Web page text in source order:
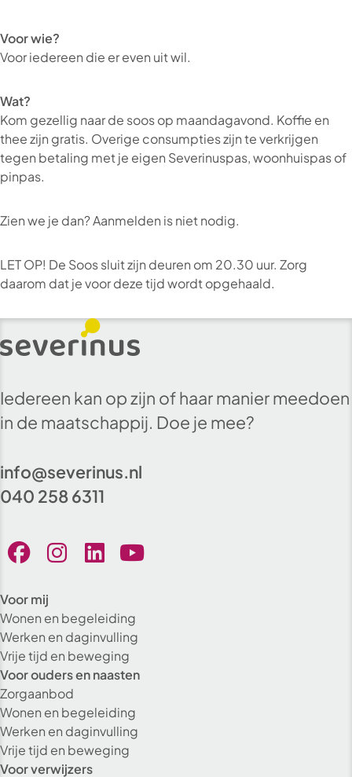
Voor wie?
Voor iedereen die er even uit wil.
Wat?
Kom gezellig naar de soos op maandagavond. Koffie en
thee zijn gratis. Overige consumpties zijn te verkrijgen
tegen betaling met je eigen Severinuspas, woonhuispas of
pinpas.
Zien we je dan? Aanmelden is niet nodig.
LET OP! De Soos sluit zijn deuren om 20.30 uur. Zorg
daarom dat je voor deze tijd wordt opgehaald.
Iedereen kan op zijn of haar manier meedoen
in de maatschappij. Doe je mee?
info@severinus.nl
040 258 6311
Voor mij
Wonen en begeleiding
Werken en daginvulling
Vrije tijd en beweging
Voor ouders en naasten
Zorgaanbod
Wonen en begeleiding
Werken en daginvulling
Vrije tijd en beweging
Voor verwijzers